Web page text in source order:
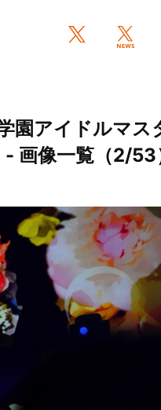
園アイドルマス
画像一覧（2/53